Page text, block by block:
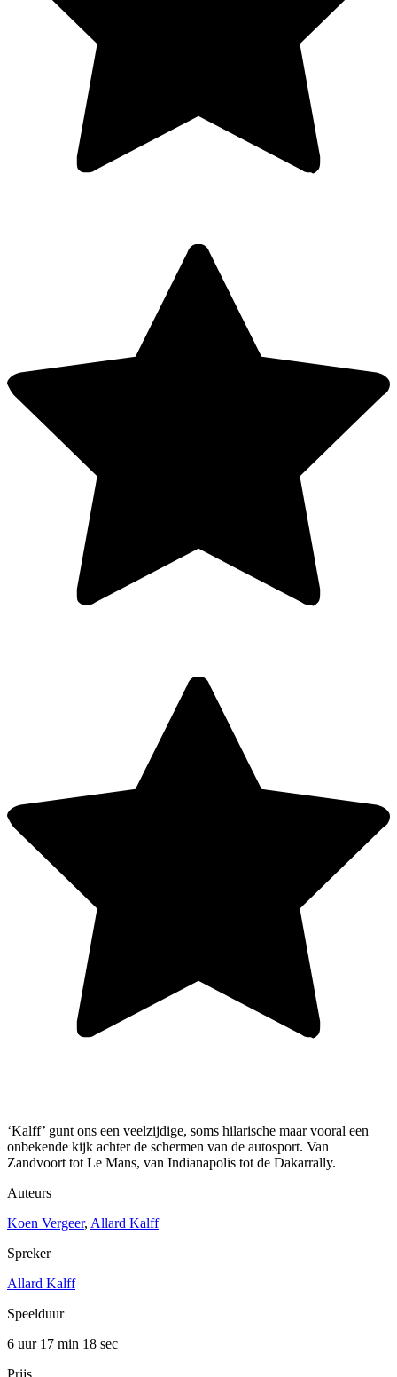
‘Kalff’ gunt ons een veelzijdige, soms hilarische maar vooral een
onbekende kijk achter de schermen van de autosport. Van
Zandvoort tot Le Mans, van Indianapolis tot de Dakarrally.
Auteurs
Koen Vergeer, Allard Kalff
Spreker
Allard Kalff
Speelduur
6 uur 17 min 18 sec
Prijs